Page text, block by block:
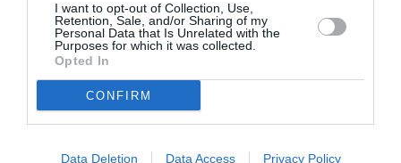
I want to opt-out of Collection, Use,
Retention, Sale, and/or Sharing of my
Personal Data that Is Unrelated with the
Purposes for which it was collected.
Opted In
CONFIRM
Data Deletion Data Access Privacy Policy
DERNIERS COMMENTAIRES